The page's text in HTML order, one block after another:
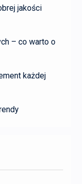
jakości
– co warto o
każdej